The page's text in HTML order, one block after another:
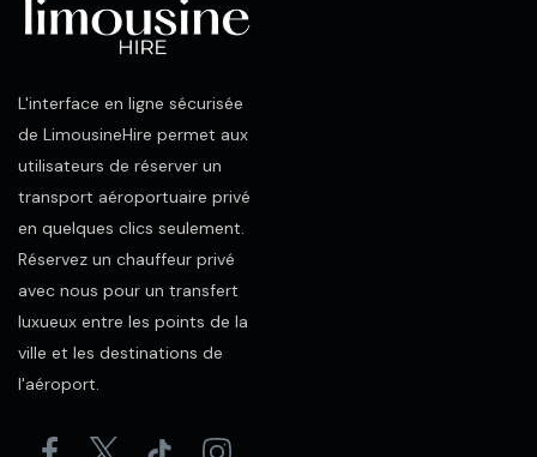
L'interface en ligne sécurisée
de LimousineHire permet aux
utilisateurs de réserver un
transport aéroportuaire privé
en quelques clics seulement.
Réservez un chauffeur privé
avec nous pour un transfert
luxueux entre les points de la
ville et les destinations de
l'aéroport.